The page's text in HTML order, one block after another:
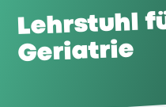
Lehrstuhl
Geriatrie